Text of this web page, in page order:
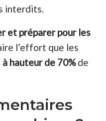
interdits.
et préparer pour les
l’effort que les
hauteur de 70%de